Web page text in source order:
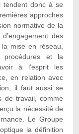
tendent donc à se
approches
normative de la
des
mise en réseau,
procédures et la
à l’esprit les
en relation avec
il faut aussi se
de travail, comme
la nécessité de
Le Groupe
la définition